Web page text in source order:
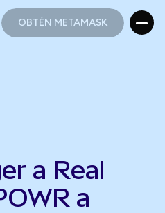
OBTÉN METAMASK
a Real
a